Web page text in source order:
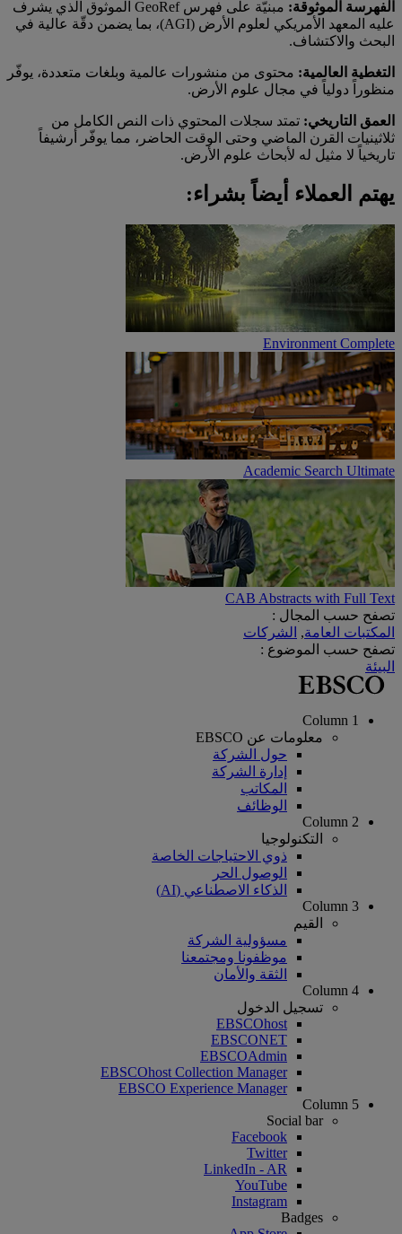
الفهرسة الموثوقة:
مبنيّة على فهرس GeoRef الموثوق الذي يشرف
عليه المعهد الأمريكي لعلوم الأرض (AGI)، بما يضمن دقّة عالية في
البحث والاكتشاف.
التغطية العالمية: محتوى من منشورات عالمية وبلغات متعددة، يوفّر
منظوراً دولياً في مجال علوم الأرض.
العمق التاريخي: تمتد سجلات المحتوي ذات النص الكامل من
ثلاثينيات القرن الماضي وحتى الوقت الحاضر، مما يوفّر أرشيفاً
تاريخياً لا مثيل له لأبحاث علوم الأرض.
يهتم العملاء أيضاً بشراء:
Environment Complete
Academic Search Ultimate
CAB Abstracts with Full Text
تصفح حسب المجال :
المكتبات العامة, الشركات
تصفح حسب الموضوع :
البيئة
Column 1
معلومات عن EBSCO
حول الشركة
إدارة الشركة
المكاتب
الوظائف
Column 2
التكنولوجيا
ذوي الاحتياجات الخاصة
الوصول الحر
الذكاء الاصطناعي (AI)
Column 3
القيم
مسؤولية الشركة
موظفونا ومجتمعنا
الثقة والأمان
Column 4
تسجيل الدخول
EBSCOhost
EBSCONET
EBSCOAdmin
EBSCOhost Collection Manager
EBSCO Experience Manager
Column 5
Social bar
Facebook
Twitter
LinkedIn - AR
YouTube
Instagram
Badges